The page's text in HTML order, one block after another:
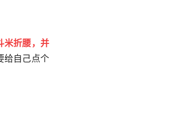
米折腰，并
给自己点个